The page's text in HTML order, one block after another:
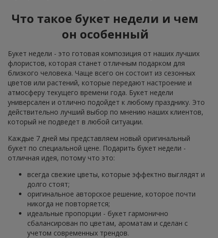
Что такое букет недели и чем
он особенный
Букет недели - это готовая композиция от наших лучших
флористов, которая станет отличным подарком для
близкого человека. Чаще всего он состоит из сезонных
цветов или растений, которые передают настроение и
атмосферу текущего времени года. Букет недели
универсален и отлично подойдет к любому празднику. Это
действительно лучший выбор по мнению наших клиентов,
который не подведет в любой ситуации.
Каждые 7 дней мы представляем новый оригинальный
букет по специальной цене. Подарить букет недели -
отличная идея, потому что это:
всегда свежие цветы, которые эффектно выглядят и
долго стоят;
оригинальное авторское решение, которое почти
никогда не повторяется;
идеальные пропорции - букет гармонично
сбалансирован по цветам, ароматам и сделан с
учетом современных трендов.